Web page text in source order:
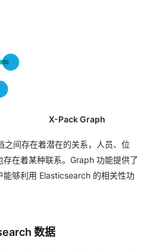
X-Pack Graph
间存在着潜在的关系，人员、位
在着某种联系。Graph 功能提供了
能够利用 Elasticsearch 的相关性功
数据